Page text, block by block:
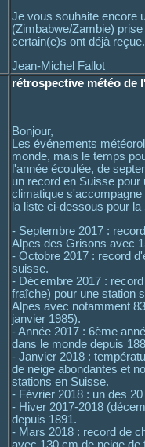
Je vous souhaite encore
(Zimbabwe/Zambie)
certain(e)s ont déjà reçue.
Jean-Michel Fallot
rétrospective météo de
Bonjour,
Les événements
monde, mais le temps
l'année écoulée, de
un record en Suisse pour
climatique
la liste ci-dessous pour la
- Septembre 2017 :
Alpes des Grisons avec
- Octobre 2017 : record
suisse.
- Décembre 2017 :
fraîche) pour une station
Alpes avec notamment
janvier 1985).
- Année 2017 : 6ème
dans le monde depuis
- Janvier 2018 :
de neige abondantes et
stations en Suisse.
- Février 2018 : un des
- Hiver 2017-2018
depuis 1891.
- Mars 2018 : record de